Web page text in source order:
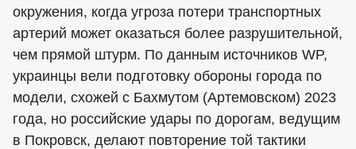
окружения, когда угроза потери транспортных
артерий может оказаться более разрушительной,
чем прямой штурм. По данным источников WP,
украинцы вели подготовку обороны города по
модели, схожей с Бахмутом (Артемовском) 2023
года, но российские удары по дорогам, ведущим
в Покровск, делают повторение той тактики